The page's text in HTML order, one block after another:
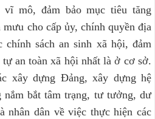
mô, đảm bảo mục tiêu tăng
cho cấp ủy, chính quyền địa
chính sách an sinh xã hội, đảm
an toàn xã hội nhất là ở cơ sở.
xây dựng Đảng, xây dựng hệ
bắt tâm trạng, tư tưởng, dư
nhân dân về việc thực hiện các